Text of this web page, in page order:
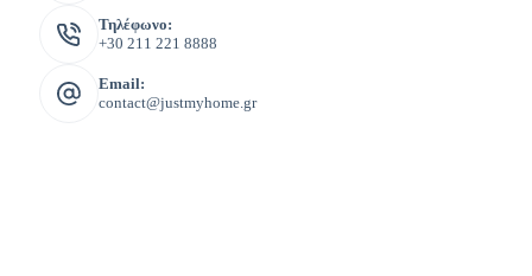
Τηλέφωνο:
+30 211 221 8888
Email:
contact@justmyhome.gr